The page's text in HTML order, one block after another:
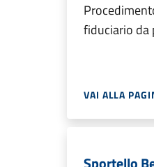
fiduciario da
VAI ALLA